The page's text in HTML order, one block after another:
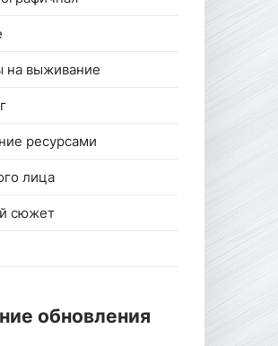
на выживание
ресурсами
лица
сюжет
обновления